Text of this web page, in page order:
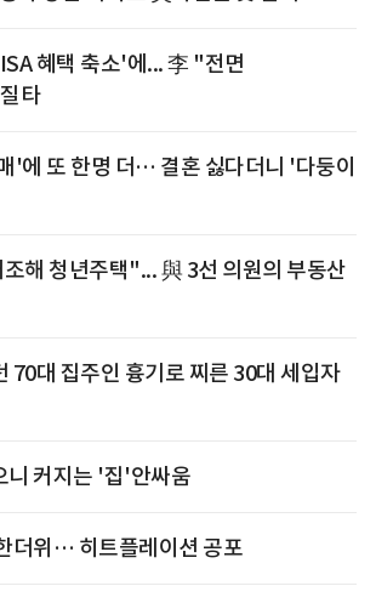
혜택 축소'에... 李 "전면
타
'에 또 한명 더… 결혼 싫다더니 '다둥이
해 청년주택"... 與 3선 의원의 부동산
70대 집주인 흉기로 찌른 30대 세입자
니 커지는 '집'안싸움
더위… 히트플레이션 공포